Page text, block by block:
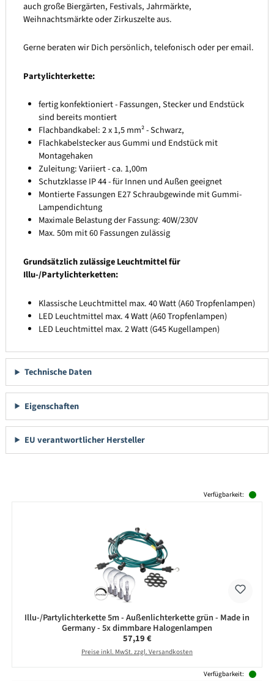
auch große Biergärten, Festivals, Jahrmärkte,
Weihnachtsmärkte oder Zirkuszelte aus.
Gerne beraten wir Dich persönlich, telefonisch oder per email.
Partylichterkette:
fertig konfektioniert - Fassungen, Stecker und Endstück
sind bereits montiert
Flachbandkabel: 2 x 1,5 mm² - Schwarz,
Flachkabelstecker aus Gummi und Endstück mit
Montagehaken
Zuleitung: Variiert - ca. 1,00m
Schutzklasse IP 44 - für Innen und Außen geeignet
Montierte Fassungen E27 Schraubgewinde mit Gummi-
Lampendichtung
Maximale Belastung der Fassung: 40W/230V
Max. 50m mit 60 Fassungen zulässig
Grundsätzlich zulässige Leuchtmittel für
Illu-/Partylichterketten:
Klassische Leuchtmittel max. 40 Watt (A60 Tropfenlampen)
LED Leuchtmittel max. 4 Watt (A60 Tropfenlampen)
LED Leuchtmittel max. 2 Watt (G45 Kugellampen)
Technische Daten
Eigenschaften
EU verantwortlicher Hersteller
Verfügbarkeit:
Illu-/Partylichterkette 5m - Außenlichterkette grün - Made in
Germany - 5x dimmbare Halogenlampen
Regulärer Preis:
57,19 €
Preise inkl. MwSt. zzgl. Versandkosten
Verfügbarkeit: